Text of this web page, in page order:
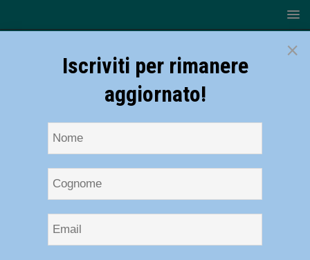
×
Iscriviti per rimanere
aggiornato!